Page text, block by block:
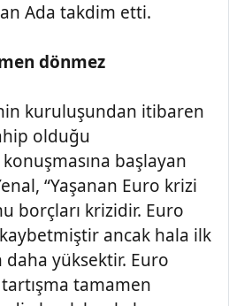
Ada takdim etti.
dönmez
kuruluşundan itibaren
olduğu
başlayan
“Yaşanan Euro krizi
borçları krizidir. Euro
ancak hala ilk
yüksektir. Euro
tamamen